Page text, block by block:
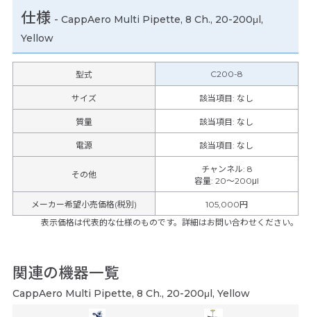
仕様 - CappAero Multi Pipette, 8 Ch., 20-200μl,
Yellow
型式 C200-8
サイズ 該当項目: なし
質量 該当項目: なし
電源 該当項目: なし
その他
チャンネル: 8
容量: 20～200μl
メーカー希望小売価格(税別)
105,000円
表示価格は代表的な仕様のものです。詳細はお問い合わせください。
関連の機器一覧
CappAero Multi Pipette, 8 Ch., 20-200μl, Yellow